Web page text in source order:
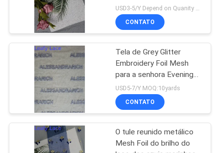
tela impressa folha
USD3-5/Y Depend on Quanity MOQ:10yards
CONTATO
Tela de Grey Glitter
Embroidery Foil Mesh
para a senhora Evening
Dress
USD5-7/Y MOQ:10yards
CONTATO
O tule reunido metálico
Mesh Foil do brilho do